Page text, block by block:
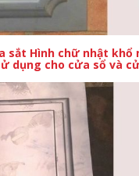
sắt Hình chữ nhật khổ
dụng cho cửa sổ và